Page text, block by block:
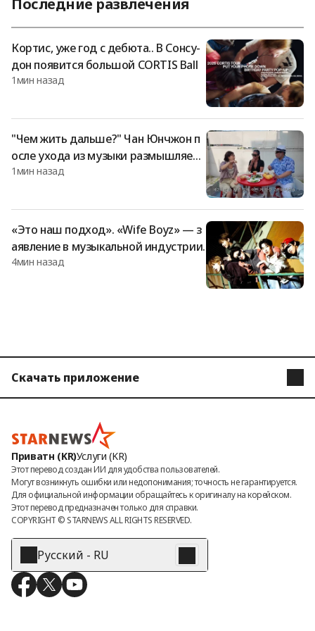
рипто-семья». В этот день Со Чжан Хун, комментируя па
ру, занимающуюся криптовалютой, сказал: «Хотя муж и
создал долги, даже в этом случае (жену) трудно понять
с точки зрения здравого смысла
Кортис, уже год с дебюта.. В Сонсу-
дон появится большой CORTIS Ball
1мин назад
"Чем жить дальше?" Чан Юнчжон п
осле ухода из музыки размышляет
о втором этапе жизни
1мин назад
«Это наш подход». «Wife Boyz» — з
аявление в музыкальной индустрии.
4мин назад
Скачать приложение
STARPOLL
Приватн (KR)Услуги (KR)
Этот перевод создан ИИ для удобства пользователей.
Могут возникнуть ошибки или недопонимания; точность не гарантируется.
Для официальной информации обращайтесь к оригиналу на корейском.
Этот перевод предназначен только для справки.
COPYRIGHT © STARNEWS ALL RIGHTS RESERVED.
Русский - RU